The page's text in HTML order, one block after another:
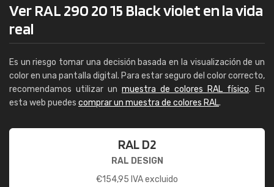
Ver RAL 290 20 15 Black violet en la vida
real
Es un riesgo tomar una decisión basada en la visualización de un
color en una pantalla digital. Para estar seguro del color correcto,
recomendamos utilizar un muestra de colores RAL físico. En
esta web puedes comprar un muestra de colores RAL.
RAL D2
RAL DESIGN
€154,95 IVA excluido